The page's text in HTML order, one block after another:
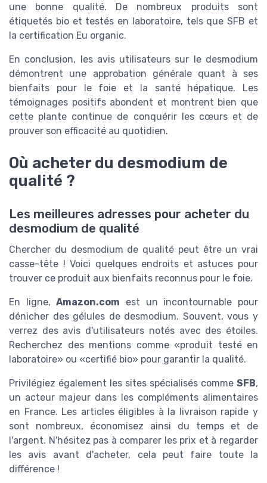
une bonne qualité. De nombreux produits sont
étiquetés bio et testés en laboratoire, tels que SFB et
la certification Eu organic.
En conclusion, les avis utilisateurs sur le desmodium
démontrent une approbation générale quant à ses
bienfaits pour le foie et la santé hépatique. Les
témoignages positifs abondent et montrent bien que
cette plante continue de conquérir les cœurs et de
prouver son efficacité au quotidien.
Où acheter du desmodium de
qualité ?
Les meilleures adresses pour acheter du
desmodium de qualité
Chercher du desmodium de qualité peut être un vrai
casse-tête ! Voici quelques endroits et astuces pour
trouver ce produit aux bienfaits reconnus pour le foie.
En ligne,Amazon.com est un incontournable pour
dénicher des gélules de desmodium. Souvent, vous y
verrez des avis d'utilisateurs notés avec des étoiles.
Recherchez des mentions comme «produit testé en
laboratoire» ou «certifié bio» pour garantir la qualité.
Privilégiez également les sites spécialisés comme SFB,
un acteur majeur dans les compléments alimentaires
en France. Les articles éligibles à la livraison rapide y
sont nombreux, économisez ainsi du temps et de
l'argent. N'hésitez pas à comparer les prix et à regarder
les avis avant d'acheter, cela peut faire toute la
différence !